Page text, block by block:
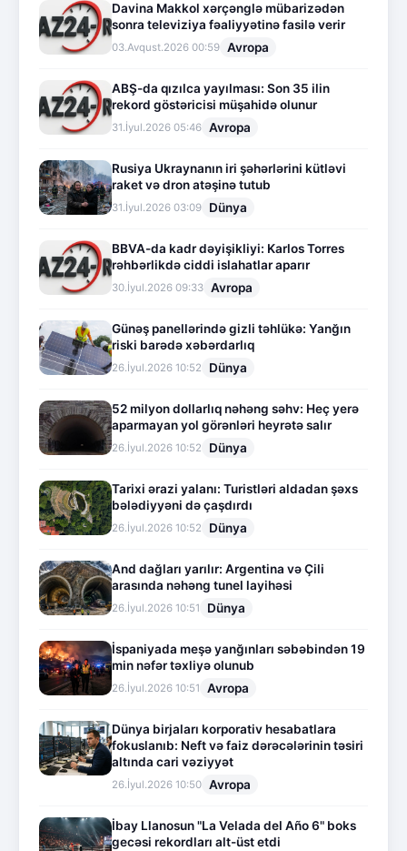
Davina Makkol xərçənglə mübarizədən
sonra televiziya fəaliyyətinə fasilə verir
03.Avqust.2026 00:59 Avropa
ABŞ-da qızılca yayılması: Son 35 ilin
rekord göstəricisi müşahidə olunur
31.İyul.2026 05:46 Avropa
Rusiya Ukraynanın iri şəhərlərini kütləvi
raket və dron atəşinə tutub
31.İyul.2026 03:09 Dünya
BBVA-da kadr dəyişikliyi: Karlos Torres
rəhbərlikdə ciddi islahatlar aparır
30.İyul.2026 09:33 Avropa
Günəş panellərində gizli təhlükə: Yanğın
riski barədə xəbərdarlıq
26.İyul.2026 10:52 Dünya
52 milyon dollarlıq nəhəng səhv: Heç yerə
aparmayan yol görənləri heyrətə salır
26.İyul.2026 10:52 Dünya
Tarixi ərazi yalanı: Turistləri aldadan şəxs
bələdiyyəni də çaşdırdı
26.İyul.2026 10:52 Dünya
And dağları yarılır: Argentina və Çili
arasında nəhəng tunel layihəsi
26.İyul.2026 10:51 Dünya
İspaniyada meşə yanğınları səbəbindən 19
min nəfər təxliyə olunub
26.İyul.2026 10:51 Avropa
Dünya birjaları korporativ hesabatlara
fokuslanıb: Neft və faiz dərəcələrinin təsiri
altında cari vəziyyət
26.İyul.2026 10:50 Avropa
İbay Llanosun "La Velada del Año 6" boks
gecəsi rekordları alt-üst etdi